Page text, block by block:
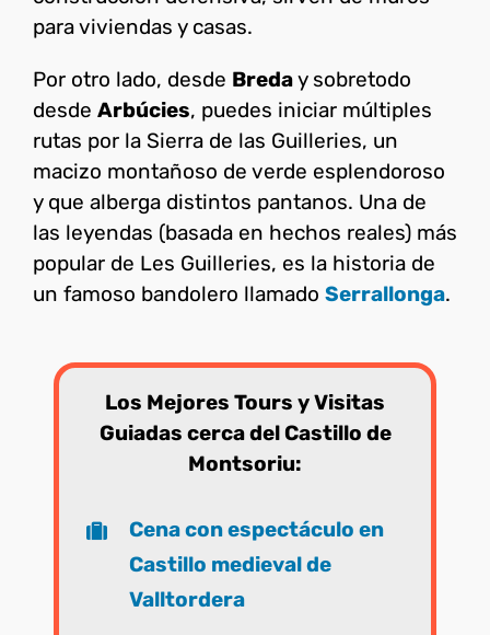
para viviendas y casas.
Por otro lado, desde Breday sobretodo
desde Arbúcies, puedes iniciar múltiples
rutas por la Sierra de las Guilleries, un
macizo montañoso de verde esplendoroso
y que alberga distintos pantanos. Una de
las leyendas (basada en hechos reales) más
popular de Les Guilleries, es la historia de
un famoso bandolero llamado Serrallonga.
Los Mejores Tours y Visitas
Guiadas cerca del Castillo de
Montsoriu:
Cena con espectáculo en
Castillo medieval de
Valltordera